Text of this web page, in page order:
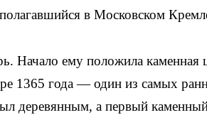
в Московском
Начало ему положила каменная
1365 года — один из самых
деревянным, а первый